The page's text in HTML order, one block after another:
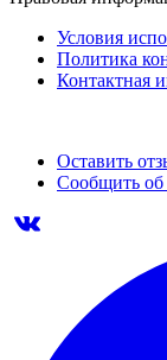
Условия
Политика
Контактная
Оставить
Сообщить